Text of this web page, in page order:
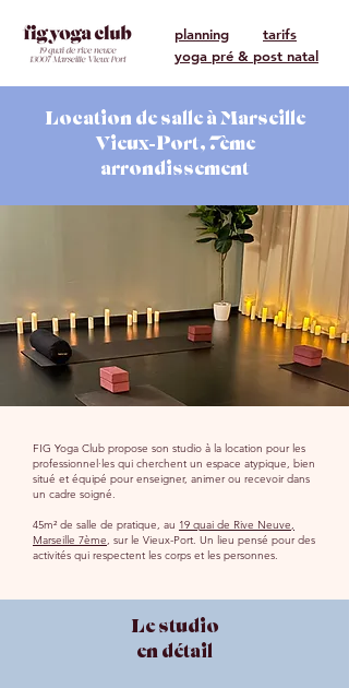
planning
tarifs
yoga pré & post natal
Location de salle à Marseille
Vieux-Port, 7ème
arrondissement
FIG Yoga Club propose son studio à la location pour les
professionnel·les qui cherchent un espace atypique, bien
situé et équipé pour enseigner, animer ou recevoir dans
un cadre soigné.
45m² de salle de pratique, au 19 quai de Rive Neuve,
Marseille 7ème, sur le Vieux-Port. Un lieu pensé pour des
activités qui respectent les corps et les personnes.
Le studio
en détail